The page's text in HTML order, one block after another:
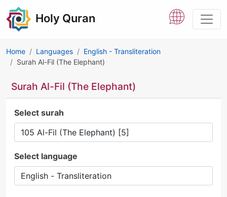
Holy Quran
Home Languages
English - Transliteration
Surah Al-Fil (The Elephant)
Surah Al-Fil (The Elephant)
Select surah
Select language